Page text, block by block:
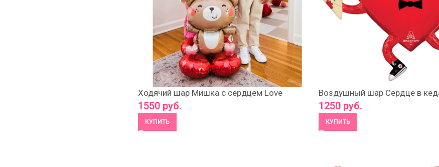
Ходячий шар Мишка с сердцем Love
1550руб.
КУПИТЬ
Воздушный шар Сердце в
1250руб.
КУПИТЬ